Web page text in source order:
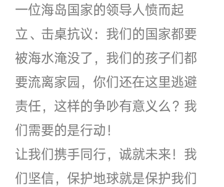
一位海岛国家的领导人愤而起
立、击桌抗议：我们的国家都要
被海水淹没了，我们的孩子们都
要流离家园，你们还在这里逃避
责任，这样的争吵有意义么？我
们需要的是行动！
让我们携手同行，诚就未来！我
们坚信，保护地球就是保护我们